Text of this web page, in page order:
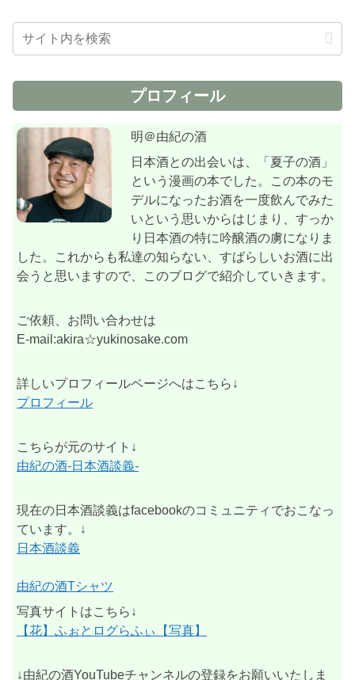
プロフィール
明＠由紀の酒
日本酒との出会いは、「夏子の酒」
という漫画の本でした。この本のモ
デルになったお酒を一度飲んでみた
いという思いからはじまり、すっか
り日本酒の特に吟醸酒の虜になりま
した。これからも私達の知らない、すばらしいお酒に出
会うと思いますので、このブログで紹介していきます。
ご依頼、お問い合わせは
E-mail:akira☆yukinosake.com
詳しいプロフィールページへはこちら↓
プロフィール
こちらが元のサイト↓
由紀の酒-日本酒談義-
現在の日本酒談義はfacebookのコミュニティでおこなっ
ています。↓
日本酒談義
由紀の酒Tシャツ
写真サイトはこちら↓
【花】ふぉとログらふぃ【写真】
↓由紀の酒YouTubeチャンネルの登録をお願いいたしま